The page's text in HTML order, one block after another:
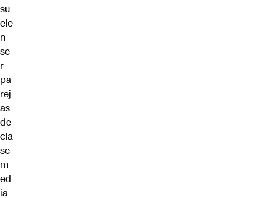
su
ele
n
se
r
pa
rej
as
de
cla
se
m
ed
ia